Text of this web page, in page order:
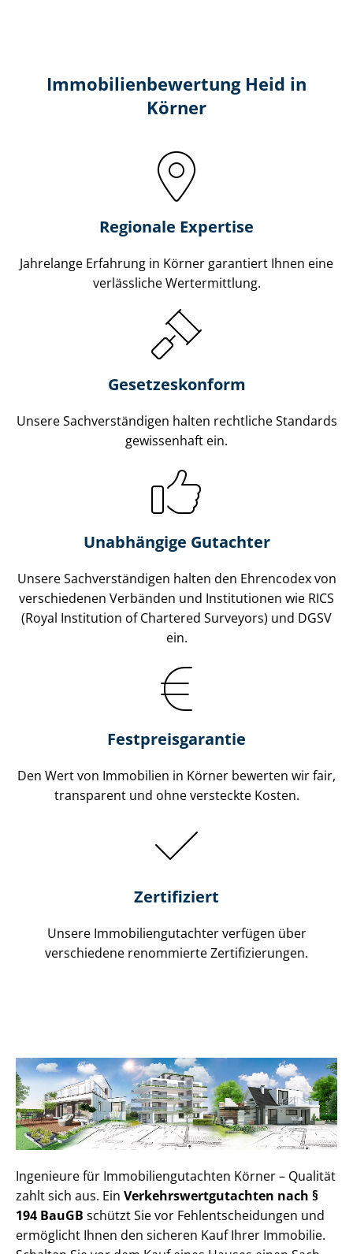
Immobilien­bewertung Heid in
Körner
Regionale Expertise
Jahrelange Erfahrung in Körner garantiert Ihnen eine
verlässliche Wertermittlung.
Gesetzes­konform
Unsere Sach­ver­stän­di­gen halten rechtliche Standards
gewissenhaft ein.
Unabhängige Gutachter
Unsere Sach­ver­stän­di­gen halten den Ehrencodex von
verschiedenen Verbänden und Institutionen wie RICS
(Royal Institution of Chartered Surveyors) und DGSV
ein.
Festpreis​garantie
Den Wert von Immobilien in Körner bewerten wir fair,
transparent und ohne versteckte Kosten.
Zertifiziert
Unsere Immobilien­gutachter verfügen über
verschiedene renommierte Zer­ti­fi­zie­run­gen.
Ingenieure für Im­mo­bi­li­en­gut­ach­ten Körner – Qualität
zahlt sich aus. Ein Ver­kehrs­wert­gut­ach­ten nach §
194 BauGB schützt Sie vor Fehl­ent­schei­dun­gen und
ermöglicht Ihnen den sicheren Kauf Ihrer Immobilie.